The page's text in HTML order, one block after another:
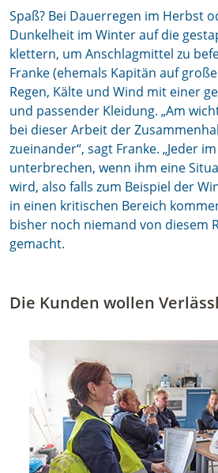
Spaß? Bei Dauerregen im Herbst
Dunkelheit im Winter auf die
klettern, um Anschlagmittel zu
Franke (ehemals Kapitän auf
Regen, Kälte und Wind mit einer
und passender Kleidung. „Am
bei dieser Arbeit der
zueinander“, sagt Franke. „Jeder
unterbrechen, wenn ihm eine
wird, also falls zum Beispiel der
in einen kritischen Bereich
bisher noch niemand von diesem
gemacht.
Die Kunden wollen